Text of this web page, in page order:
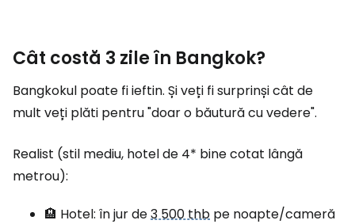
Cât costă 3 zile în Bangkok?
Bangkokul poate fi ieftin. Și veți fi surprinși cât de
mult veți plăti pentru "doar o băutură cu vedere".
Realist (stil mediu, hotel de 4* bine cotat lângă
metrou):
🏨 Hotel: în jur de3 500 thb pe noapte/cameră